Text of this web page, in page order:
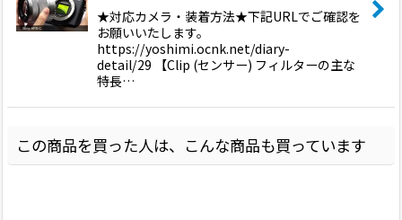
★対応カメラ・装着方法★下記URLでご確認を
お願いいたします。
https://yoshimi.ocnk.net/diary-
detail/29 【Clip (センサー) フィルターの主な
特長…
この商品を買った人は、こんな商品も買っています